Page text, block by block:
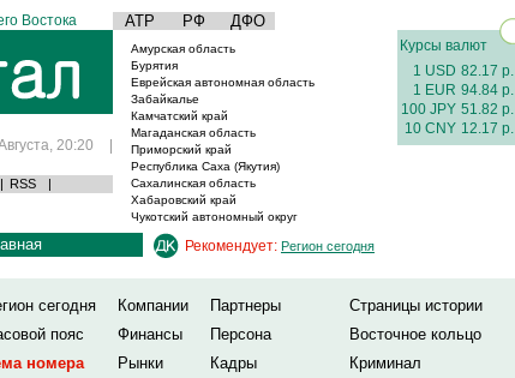
Востока АТР РФ ДФО
20:20 |
| RSS |
Амурская область
Бурятия
Еврейская автономная область
Забайкалье
Камчатский край
Магаданская область
Приморский край
Республика Саха (Якутия)
Сахалинская область
Хабаровский край
Чукотский автономный округ
Курсы валют
1 USD 82.17 р.
1 EUR 94.84 р.
100 JPY 51.82 р.
10 CNY 12.17 р.
Рекомендует: Регион сегодня
сегодня Компании Партнеры
Страницы истории
пояс
Финансы Персона
Восточное кольцо
номера
Рынки Кадры
Криминал